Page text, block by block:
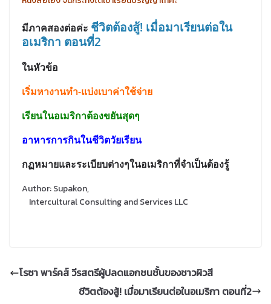
มีภาคสองต่อค่ะ ชีวิตต้องสู้! เมื่อมาเรียนต่อใน
อเมริกา ตอนที่2
ในหัวข้อ
เริ่มหางานทำ-แบ่งเบาค่าใช้จ่าย
เรียนในอเมริกาต้องขยันสุดๆ
อาหารการกินในชีวิตวัยเรียน
กฏหมายและระเบียบต่างๆในอเมริกาที่จำเป็นต้องรู้
Author: Supakon,
Intercultural Consulting and Services LLC
โรซา พาร์คส์ วีรสตรีผู้ปลดแอกชนชั้นของชาวผิวสี
ชีวิตต้องสู้! เมื่อมาเรียนต่อในอเมริกา ตอนที่2